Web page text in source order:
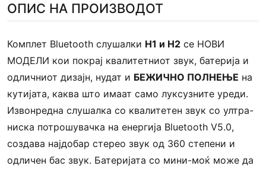
ОПИС НА ПРОИЗВОДОТ
Комплет Bluetooth слушалки H1 и H2 се НОВИ
МОДЕЛИ кои покрај квалитетниот звук, батерија и
одличниот дизајн, нудат и БЕЖИЧНО ПОЛНЕЊЕ на
кутијата, каква што имаат само луксузните уреди.
Извонредна слушалка со квалитетен звук со ултра-
ниска потрошувачка на енергија Bluetooth V5.0,
создава најдобар стерео звук од 360 степени и
одличен бас звук. Батеријата со мини-моќ може да